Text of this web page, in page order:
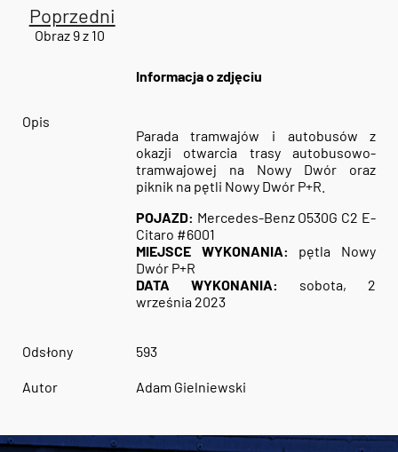
Poprzedni
Obraz 9 z 10
Informacja o zdjęciu
Opis
Parada tramwajów i autobusów z
okazji otwarcia trasy autobusowo-
tramwajowej na Nowy Dwór oraz
piknik na pętli Nowy Dwór P+R.
POJAZD: Mercedes-Benz O530G C2 E-
Citaro #6001
MIEJSCE WYKONANIA: pętla Nowy
Dwór P+R
DATA WYKONANIA: sobota, 2
września 2023
Odsłony 593
Autor Adam Gielniewski